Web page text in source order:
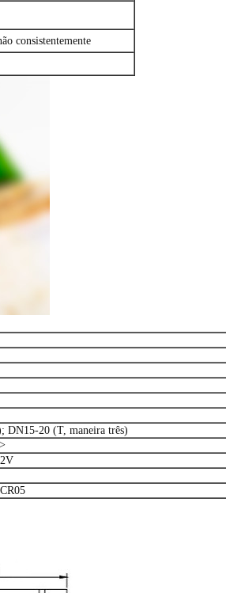
consistentemente
DN15-20 (T, maneira três)